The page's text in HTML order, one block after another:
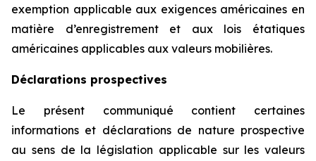
exemption applicable aux exigences américaines en
matière d’enregistrement et aux lois étatiques
américaines applicables aux valeurs mobilières.
Déclarations prospectives
Le présent communiqué contient certaines
informations et déclarations de nature prospective
au sens de la législation applicable sur les valeurs